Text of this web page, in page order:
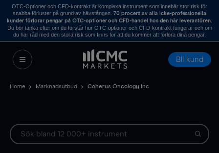
OTC-Optioner och CFD-kontrakt är komplexa instrument som innebär stor risk för
snabba förluster på grund av hävstången. 70 procent av alla icke-professionella
kunder förlorar pengar på OTC-optioner och CFD-handel hos den här leverantören.
Du bör tänka efter om du förstår hur OTC-optioner och CFD-kontrakt fungerar och om
du har råd med den stora risk som finns för att du kommer att förlora dina pengar.
Bli kund
Home Marknadsutbud Coherus Oncology Inc